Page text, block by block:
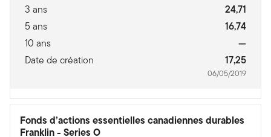
3 ans
24,71
5 ans
16,74
10 ans
—
Date de création
17,25
06/05/2019
Fonds d’actions essentielles canadiennes durables
Franklin- Series O